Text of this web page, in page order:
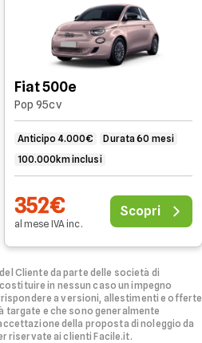
Fiat 500e
Pop 95cv
Anticipo 4.000€
Durata 60 mesi
100.000km inclusi
352€
al mese IVAinc.
Scopri
Cliente da parte delle società di
in nessun caso un impegno
a versioni, allestimenti e offerte
targate e che sono generalmente
della proposta di noleggio da
riservate ai clienti Facile.it.